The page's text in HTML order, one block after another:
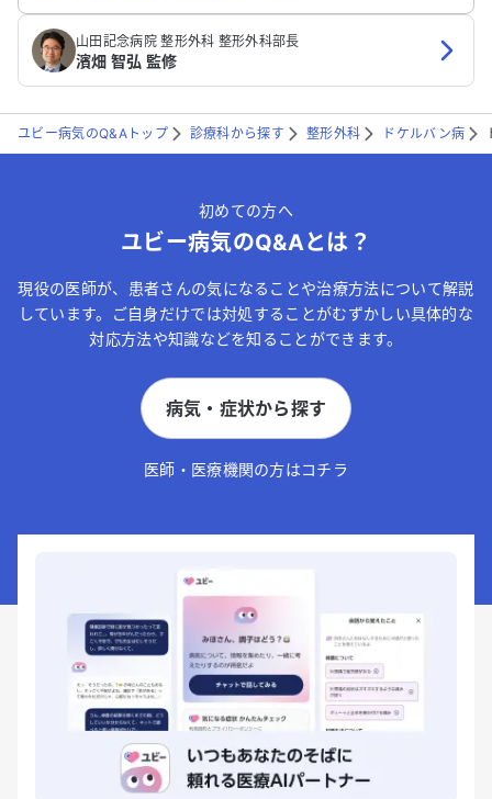
山田記念病院 整形外科 整形外科部長
濱畑 智弘 監修
ユビー病気のQ&Aトップ 診療科から探す 整形外科 ドケルバン病
初めての方へ
ユビー病気のQ&Aとは？
現役の医師が、患者さんの気になることや治療方法について解説
しています。ご自身だけでは対処することがむずかしい具体的な
対応方法や知識などを知ることができます。
病気・症状から探す
医師・医療機関の方はコチラ